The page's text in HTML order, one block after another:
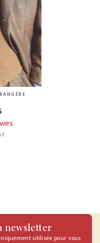
newsletter
utilisée pour vous